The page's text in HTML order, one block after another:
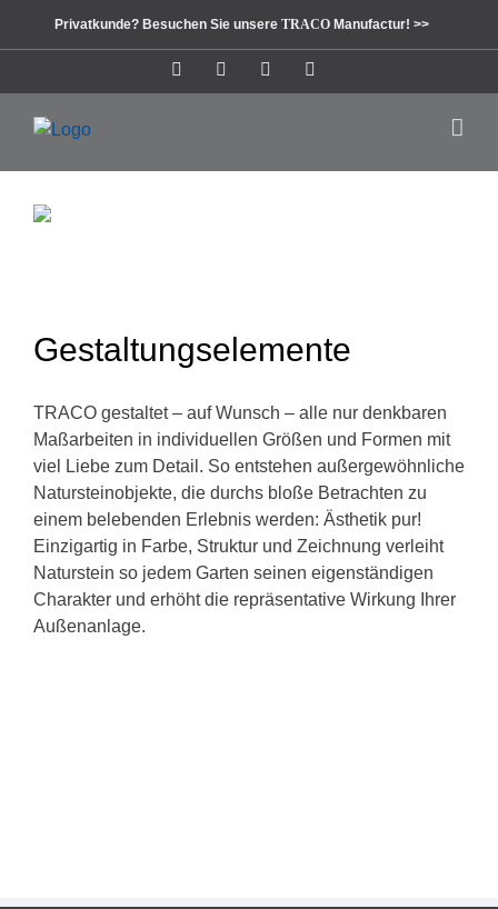
Privatkunde? Besuchen Sie unsere TRACO Manufactur! >>
InstagramFacebookPinterest
Gestaltungselemente
TRACO gestaltet – auf Wunsch – alle nur denkbaren
Maßarbeiten in individuellen Größen und Formen mit
viel Liebe zum Detail. So entstehen außergewöhnliche
Natursteinobjekte, die durchs bloße Betrachten zu
einem belebenden Erlebnis werden: Ästhetik pur!
Einzigartig in Farbe, Struktur und Zeichnung verleiht
Naturstein so jedem Garten seinen eigenständigen
Charakter und erhöht die repräsentative Wirkung Ihrer
Außenanlage.